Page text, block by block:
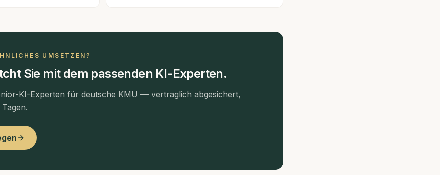
UMSETZEN?
Sie mit dem passenden KI-Experten.
KI-Experten für deutsche KMU — vertraglich abgesichert,